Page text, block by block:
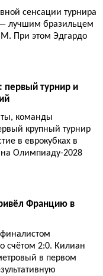
сенсации турнира
лучшим бразильцем
При этом Эдгардо
первый турнир и
команды
крупный турнир
в еврокубках в
на Олимпиаду-2028
Францию в
счётом 2:0. Килиан
в первом